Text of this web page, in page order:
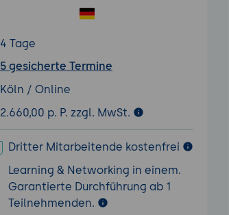
4 Tage
5 gesicherte Termine
Köln / Online
2.660,00 p. P. zzgl. MwSt.
Dritter Mitarbeitende kostenfrei
Learning & Networking in einem.
Garantierte Durchführung ab 1
Teilnehmenden.